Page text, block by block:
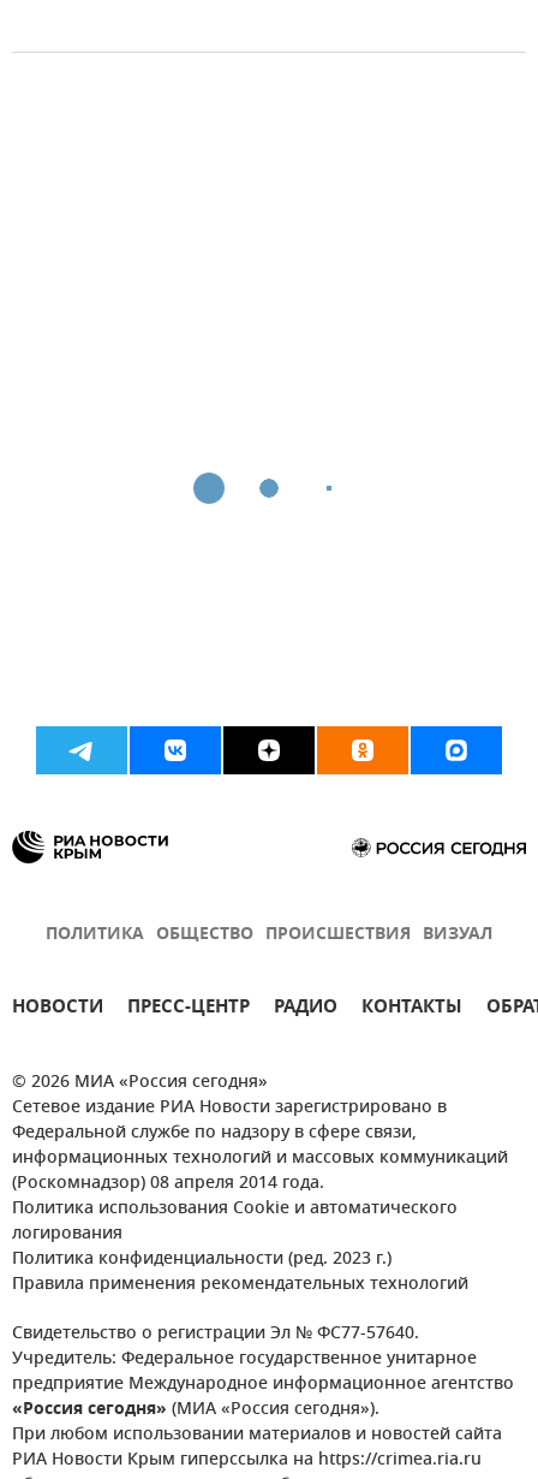
ПОЛИТИКА ОБЩЕСТВО ПРОИСШЕСТВИЯ ВИЗУАЛ
НОВОСТИ ПРЕСС-ЦЕНТР РАДИО КОНТАКТЫ
© 2026 МИА «Россия сегодня»
Сетевое издание РИА Новости зарегистрировано в
Федеральной службе по надзору в сфере связи,
информационных технологий и массовых коммуникаций
(Роскомнадзор) 08 апреля 2014 года.
Политика использования Cookie и автоматического
логирования
Политика конфиденциальности (ред. 2023 г.)
Правила применения рекомендательных технологий
Свидетельство о регистрации Эл № ФС77-57640.
Учредитель: Федеральное государственное унитарное
предприятие Международное информационное агентство
«Россия сегодня» (МИА «Россия сегодня»).
При любом использовании материалов и новостей сайта
РИА Новости Крым гиперссылка на https://crimea.ria.ru